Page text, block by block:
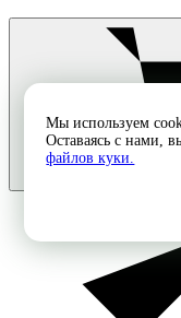
Мы используем
Оставаясь с нами,
файлов куки.